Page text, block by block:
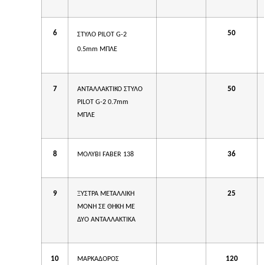
6 ΣΤΥΛΟ PILOT G-2
0.5mm ΜΠΛΕ
50
7
ΑΝΤΑΛΛΑΚΤΙΚΟ ΣΤΥΛΟ
PILOT G-2 0.7mm
ΜΠΛΕ
50
8 ΜΟΛΥΒΙ FABER 138 36
9
ΞΥΣΤΡΑ ΜΕΤΑΛΛΙΚΗ
ΜΟΝΗ ΣΕ ΘΗΚΗ ΜΕ
ΔΥΟ ΑΝΤΑΛΛΑΚΤΙΚΑ
25
10
ΜΑΡΚΑΔΟΡΟΣ
120